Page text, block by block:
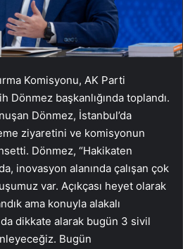
Komisyonu, AK Parti
Dönmez başkanlığında toplandı.
Dönmez, İstanbul’da
ziyaretini ve komisyonun
Dönmez, “Hakikaten
inovasyon alanında çalışan çok
var. Açıkçası heyet olarak
ama konuyla alakalı
da dikkate alarak bugün 3 sivil
Bugün